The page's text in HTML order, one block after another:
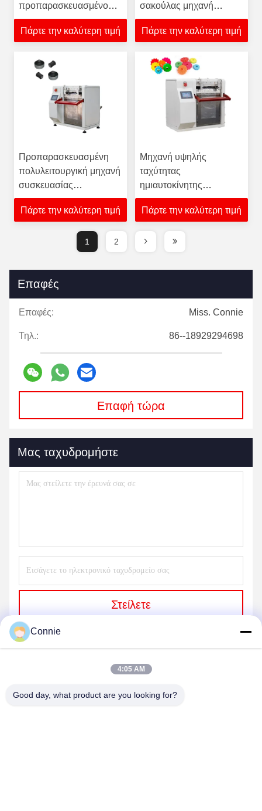
προπαρασκευασμένου
ανοίγματος σακούλας
συσκευασίας 6-
Πάρτε την καλύτερη τιμή
σακούλας μηχανή
πολυσακούλας για
παιχνίδια
Πάρτε την καλύτερη τιμή
Προπαρασκευασμένη
πολυλειτουργική μηχανή
συσκευασίας
αυτοματοποιημένων
σάκων για ανοίγματα
Πάρτε την καλύτερη τιμή
Μηχανή υψηλής
ταχύτητας
ημιαυτοκίνητης
σακούλας AC220V για
αξεσουάρ παιχνιδιών
Πάρτε την καλύτερη τιμή
1 2
Επαφές
Επαφές: Miss. Connie
Τηλ.: 86--18929294698
Επαφή τώρα
Μας ταχυδρομήστε
Στείλετε
Connie
4:05 AM
Good day, what product are you looking for?